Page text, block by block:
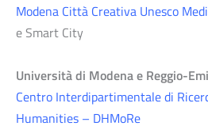
Modena Città Creativa Unesco
e Smart City
Università di Modena e Reggio-
Centro Interdipartimentale di
Humanities – DHMoRe